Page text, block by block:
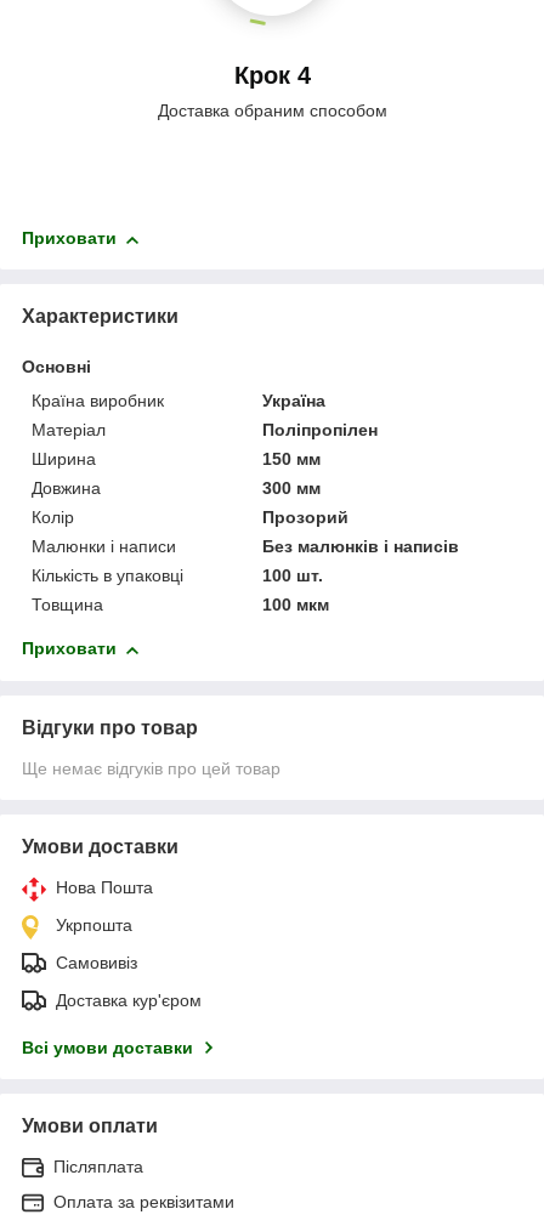
Крок 4
Доставка обраним способом
Приховати
Характеристики
Основні
Країна виробник
Україна
Матеріал
Поліпропілен
Ширина
150 мм
Довжина
300 мм
Колір
Прозорий
Малюнки і написи
Без малюнків і написів
Кількість в упаковці
100 шт.
Товщина
100 мкм
Приховати
Відгуки про товар
Ще немає відгуків про цей товар
Умови доставки
Нова Пошта
Укрпошта
Самовивіз
Доставка кур'єром
Всі умови доставки
Умови оплати
Післяплата
Оплата за реквізитами